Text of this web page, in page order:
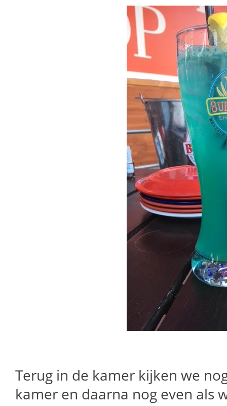
Terug in de kamer kijken we
kamer en daarna nog even als